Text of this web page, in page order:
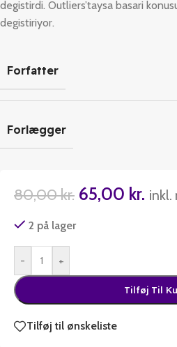
degistirdi. Outliers’taysa basari
degistiriyor.
Forfatter
Forlægger
80,00kr. 65,00 kr. inkl.
2 på lager
- +
Tilføj Til
Tilføj til ønskeliste